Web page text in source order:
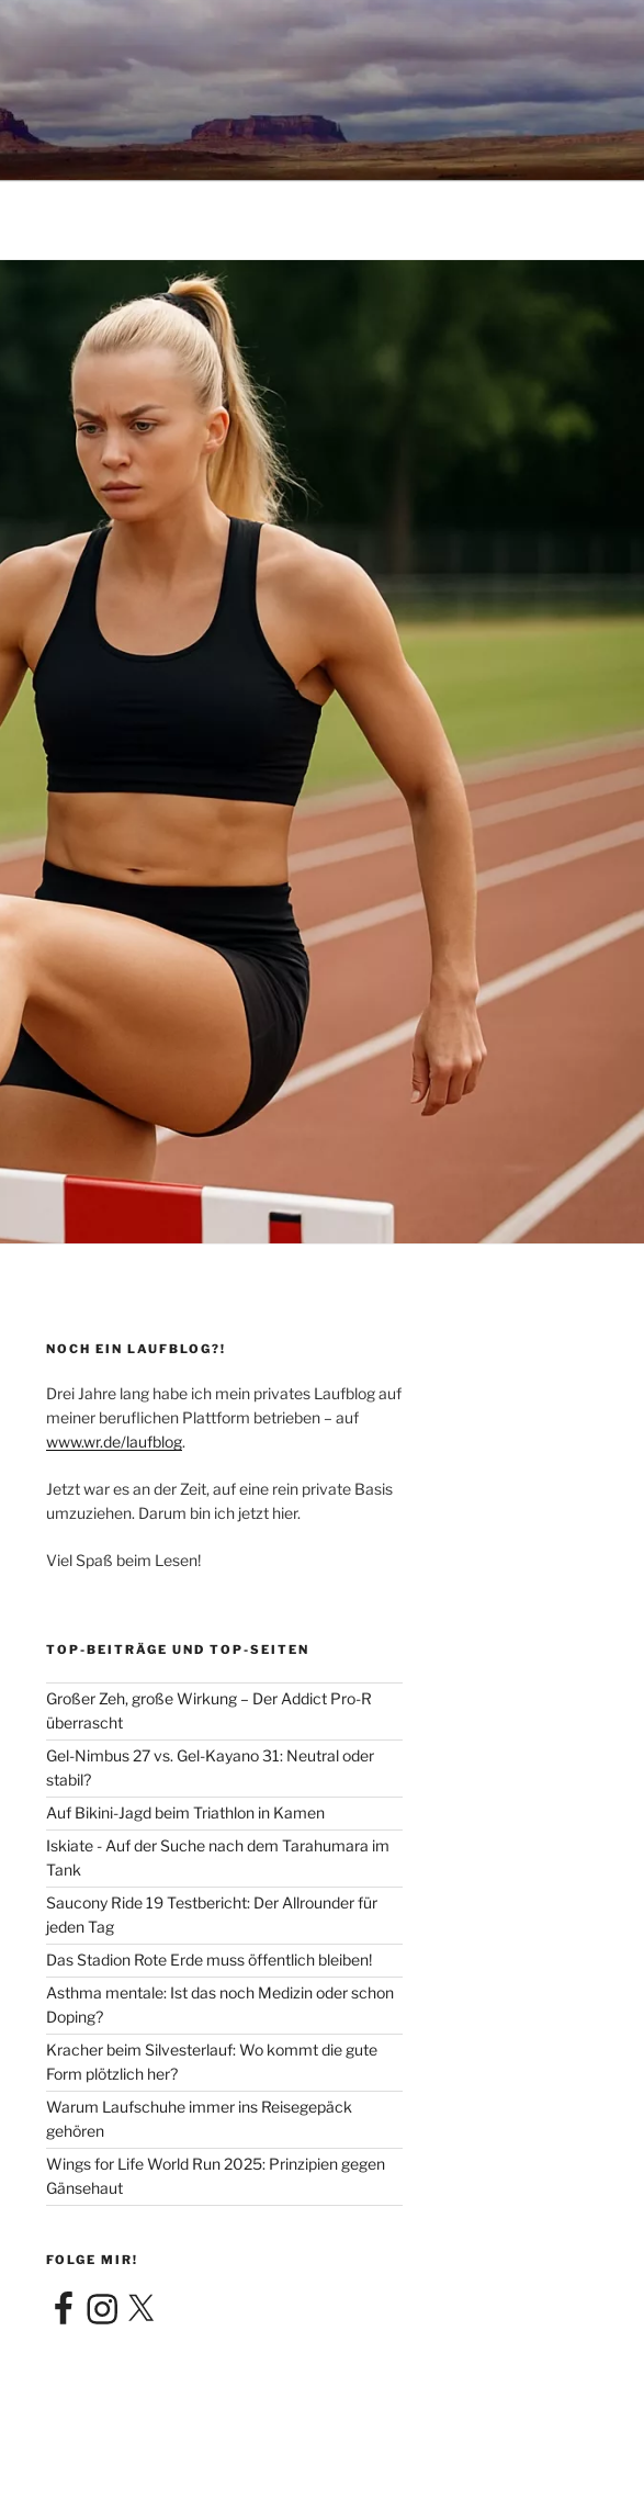
NOCH EIN LAUFBLOG?!
Drei Jahre lang habe ich mein privates Laufblog auf
meiner beruflichen Plattform betrieben – auf
www.wr.de/laufblog.
Jetzt war es an der Zeit, auf eine rein private Basis
umzuziehen. Darum bin ich jetzt hier.
Viel Spaß beim Lesen!
TOP-BEITRÄGE UND TOP-SEITEN
Großer Zeh, große Wirkung – Der Addict Pro-R
überrascht
Gel-Nimbus 27 vs. Gel-Kayano 31: Neutral oder
stabil?
Auf Bikini-Jagd beim Triathlon in Kamen
Iskiate - Auf der Suche nach dem Tarahumara im
Tank
Saucony Ride 19 Testbericht: Der Allrounder für
jeden Tag
Das Stadion Rote Erde muss öffentlich bleiben!
Asthma mentale: Ist das noch Medizin oder schon
Doping?
Kracher beim Silvesterlauf: Wo kommt die gute
Form plötzlich her?
Warum Laufschuhe immer ins Reisegepäck
gehören
Wings for Life World Run 2025: Prinzipien gegen
Gänsehaut
FOLGE MIR!
FacebookInstagram
X